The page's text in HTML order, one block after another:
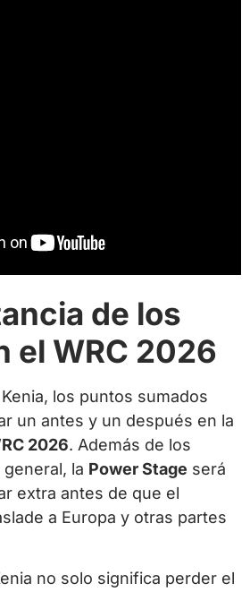
de los
el WRC 2026
los puntos sumados
un antes y un después en la
2026. Además de los
la Power Stage será
extra antes de que el
a Europa y otras partes
no solo significa perder el